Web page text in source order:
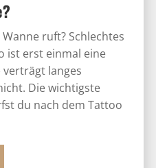
ruft? Schlechtes
ist erst einmal eine
langes
Die wichtigste
du nach dem Tattoo